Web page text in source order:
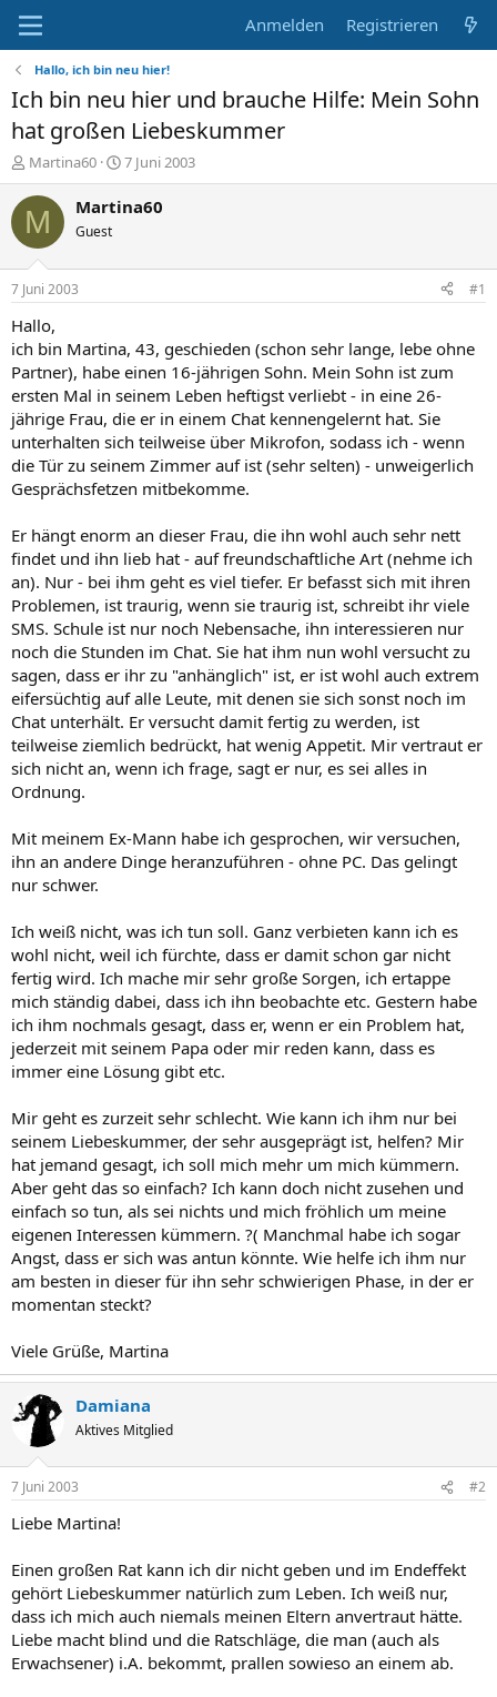
Anmelden Registrieren
Hallo, ich bin neu hier!
Ich bin neu hier und brauche Hilfe: Mein Sohn
hat großen Liebeskummer
E
r
s
t
e
r
Martina60
E
r
s
t
7 Juni 2003
M Martina60
Guest
7 Juni 2003 #1
Hallo,
ich bin Martina, 43, geschieden (schon sehr lange, lebe ohne
Partner), habe einen 16-jährigen Sohn. Mein Sohn ist zum
ersten Mal in seinem Leben heftigst verliebt - in eine 26-
jährige Frau, die er in einem Chat kennengelernt hat. Sie
unterhalten sich teilweise über Mikrofon, sodass ich - wenn
die Tür zu seinem Zimmer auf ist (sehr selten) - unweigerlich
Gesprächsfetzen mitbekomme.
Er hängt enorm an dieser Frau, die ihn wohl auch sehr nett
findet und ihn lieb hat - auf freundschaftliche Art (nehme ich
an). Nur - bei ihm geht es viel tiefer. Er befasst sich mit ihren
Problemen, ist traurig, wenn sie traurig ist, schreibt ihr viele
SMS. Schule ist nur noch Nebensache, ihn interessieren nur
noch die Stunden im Chat. Sie hat ihm nun wohl versucht zu
sagen, dass er ihr zu "anhänglich" ist, er ist wohl auch extrem
eifersüchtig auf alle Leute, mit denen sie sich sonst noch im
Chat unterhält. Er versucht damit fertig zu werden, ist
teilweise ziemlich bedrückt, hat wenig Appetit. Mir vertraut er
sich nicht an, wenn ich frage, sagt er nur, es sei alles in
Ordnung.
Mit meinem Ex-Mann habe ich gesprochen, wir versuchen,
ihn an andere Dinge heranzuführen - ohne PC. Das gelingt
nur schwer.
Ich weiß nicht, was ich tun soll. Ganz verbieten kann ich es
wohl nicht, weil ich fürchte, dass er damit schon gar nicht
fertig wird. Ich mache mir sehr große Sorgen, ich ertappe
mich ständig dabei, dass ich ihn beobachte etc. Gestern habe
ich ihm nochmals gesagt, dass er, wenn er ein Problem hat,
jederzeit mit seinem Papa oder mir reden kann, dass es
immer eine Lösung gibt etc.
Mir geht es zurzeit sehr schlecht. Wie kann ich ihm nur bei
seinem Liebeskummer, der sehr ausgeprägt ist, helfen? Mir
hat jemand gesagt, ich soll mich mehr um mich kümmern.
Aber geht das so einfach? Ich kann doch nicht zusehen und
einfach so tun, als sei nichts und mich fröhlich um meine
eigenen Interessen kümmern. ?( Manchmal habe ich sogar
Angst, dass er sich was antun könnte. Wie helfe ich ihm nur
am besten in dieser für ihn sehr schwierigen Phase, in der er
momentan steckt?
Viele Grüße, Martina
Damiana
Aktives Mitglied
7 Juni 2003 #2
Liebe Martina!
Einen großen Rat kann ich dir nicht geben und im Endeffekt
gehört Liebeskummer natürlich zum Leben. Ich weiß nur,
dass ich mich auch niemals meinen Eltern anvertraut hätte.
Liebe macht blind und die Ratschläge, die man (auch als
Erwachsener) i.A. bekommt, prallen sowieso an einem ab.